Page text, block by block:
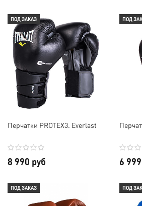
ПОД ЗАКАЗ
Перчатки PROTEX3. Everlast
8 990 руб
ПОД
6
ПОД ЗАКАЗ ПОД